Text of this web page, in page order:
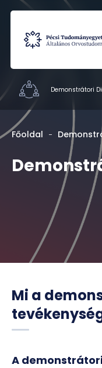
Campus
Hallgatói
Dokumentumok
Munkatársak
Kapcsolat
Demonstrátori
Főoldal
Mi a
A